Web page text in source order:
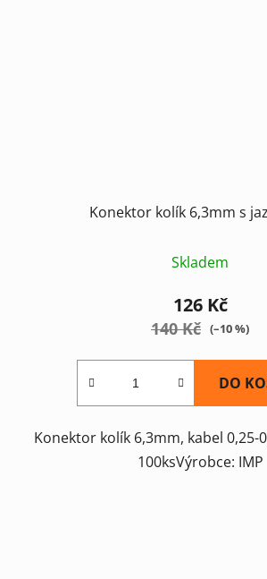
Konektor kolík 6,3mm s
Skladem
126 Kč
140 Kč (–10 %)
DO
Konektor kolík 6,3mm, kabel 0,25-
100ksVýrobce: IMP